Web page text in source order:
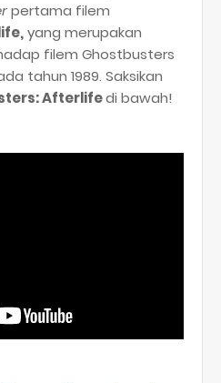
pertama filem
yang merupakan
filem Ghostbusters
tahun 1989. Saksikan
Afterlifedi bawah!